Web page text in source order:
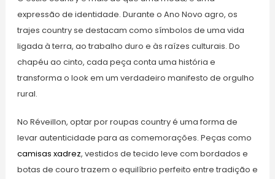
expressão de identidade. Durante o Ano Novo agro, os
trajes country se destacam como símbolos de uma vida
ligada à terra, ao trabalho duro e às raízes culturais. Do
chapéu ao cinto, cada peça conta uma história e
transforma o look em um verdadeiro manifesto de orgulho
rural.
No Réveillon, optar por roupas country é uma forma de
levar autenticidade para as comemorações. Peças como
camisas xadrez, vestidos de tecido leve com bordados e
botas de couro trazem o equilíbrio perfeito entre tradição e